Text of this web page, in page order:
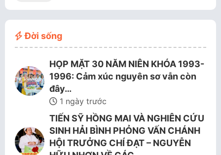
Đời sống
HỌP MẶT 30 NĂM NIÊN KHÓA 1993-
1996: Cảm xúc nguyên sơ vẫn còn
đây…
1 ngày trước
TIẾN SỸ HỒNG MAI VÀ NGHIÊN CỨU
SINH HẢI BÌNH PHỎNG VẤN CHÁNH
HỘI TRƯỞNG CHÍ ĐẠT – NGUYỄN